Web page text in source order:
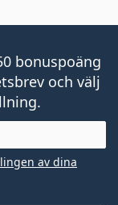
bonuspoäng
och välj
av dina